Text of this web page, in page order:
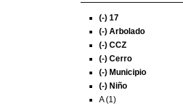
(-) 17
(-) Arbolado
(-) CCZ
(-) Cerro
(-) Municipio
(-) Niño
A (1)